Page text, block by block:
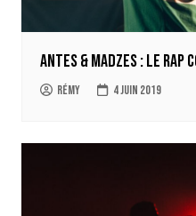
Antes & Madzes : le rap
Rémy 4 juin 2019